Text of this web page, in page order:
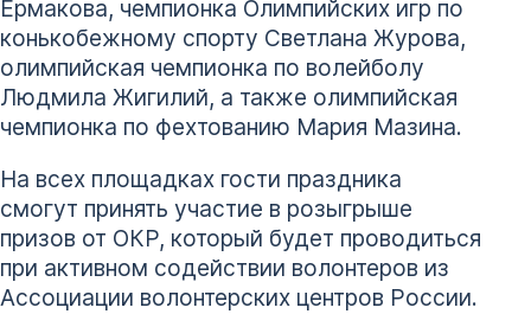
Ермакова, чемпионка Олимпийских игр по
конькобежному спорту Светлана Журова,
олимпийская чемпионка по волейболу
Людмила Жигилий, а также олимпийская
чемпионка по фехтованию Мария Мазина.
На всех площадках гости праздника
смогут принять участие в розыгрыше
призов от ОКР, который будет проводиться
при активном содействии волонтеров из
Ассоциации волонтерских центров России.